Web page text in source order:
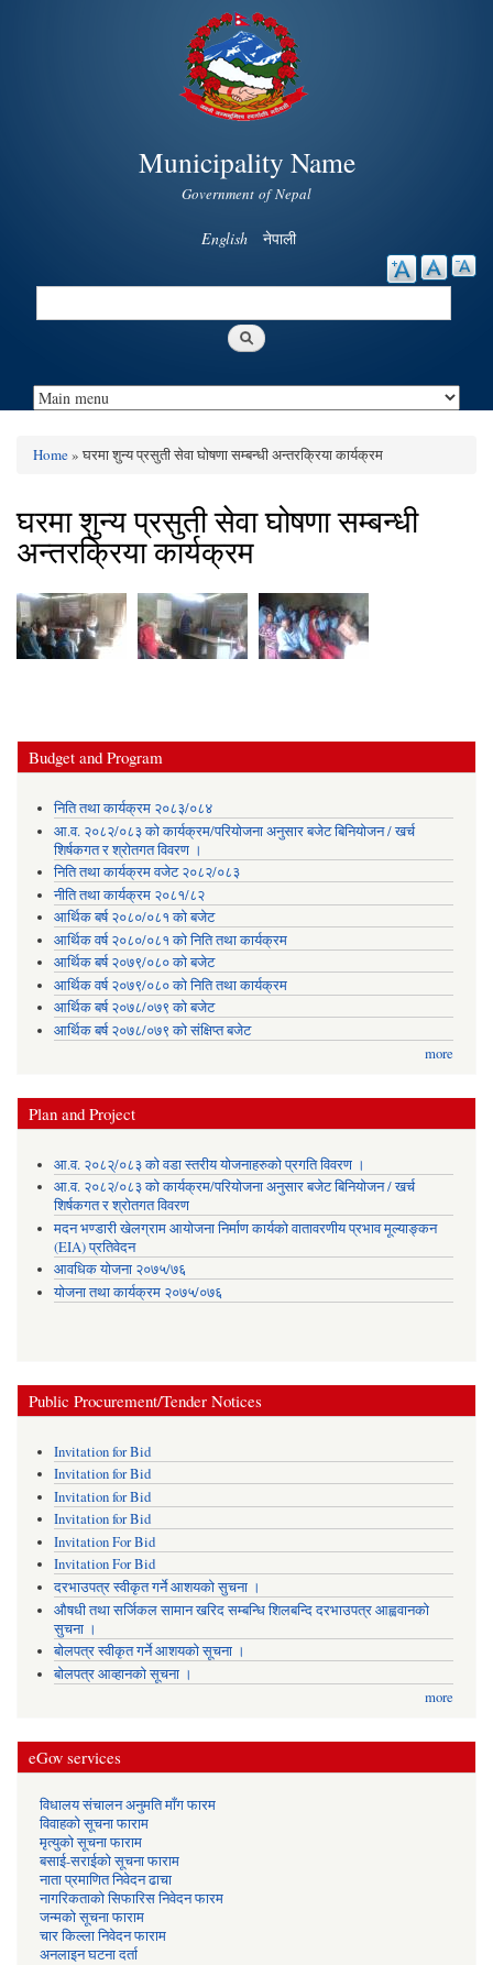
Skip to
main
content
Municipality Name
Government of Nepal
English नेपाली
Search
You are here
Home» घरमा शुन्य प्रसुती सेवा घोषणा सम्बन्धी अन्तरक्रिया कार्यक्रम
घरमा शुन्य प्रसुती सेवा घोषणा सम्बन्धी
अन्तरक्रिया कार्यक्रम
Budget and Program
निति तथा कार्यक्रम २०८३/०८४
आ.व. २०८२/०८३ को कार्यक्रम/परियोजना अनुसार बजेट बिनियोजन / खर्च
शिर्षकगत र श्रोतगत विवरण ।
निति तथा कार्यक्रम वजेट २०८२/०८३
नीति तथा कार्यक्रम २०८१/८२
आर्थिक बर्ष २०८०/०८१ को बजेट
आर्थिक वर्ष २०८०/०८१ को निति तथा कार्यक्रम
आर्थिक बर्ष २०७९/०८० को बजेट
आर्थिक वर्ष २०७९/०८० को निति तथा कार्यक्रम
आर्थिक बर्ष २०७८/०७९ को बजेट
आर्थिक बर्ष २०७८/०७९ को संक्षिप्त बजेट
more
Plan and Project
आ.व. २०८२्/०८३ को वडा स्तरीय योजनाहरुको प्रगति विवरण ।
आ.व. २०८२/०८३ को कार्यक्रम/परियोजना अनुसार बजेट बिनियोजन / खर्च
शिर्षकगत र श्रोतगत विवरण
मदन भण्डारी खेलग्राम आयोजना निर्माण कार्यको वातावरणीय प्रभाव मूल्याङ्कन
(EIA) प्रतिवेदन
आवधिक योजना २०७५/७६
योजना तथा कार्यक्रम २०७५/०७६
Public Procurement/Tender Notices
Invitation for Bid
Invitation for Bid
Invitation for Bid
Invitation for Bid
Invitation For Bid
Invitation For Bid
दरभाउपत्र स्वीकृत गर्ने आशयको सुचना ।
औषधी तथा सर्जिकल सामान खरिद सम्बन्धि शिलबन्दि दरभाउपत्र आह्ववानको
सुचना ।
बोलपत्र स्वीकृत गर्ने आशयको सूचना ।
बोलपत्र आव्हानको सूचना ।
more
eGov services
विधालय संचालन अनुमति माँग फारम
विवाहको सूचना फाराम
मृत्युको सूचना फाराम
बसाई-सराईको सूचना फाराम
नाता प्रमाणित निवेदन ढाचा
नागरिकताको सिफारिस निवेदन फारम
जन्मको सूचना फाराम
चार किल्ला निवेदन फाराम
अनलाइन घटना दर्ता